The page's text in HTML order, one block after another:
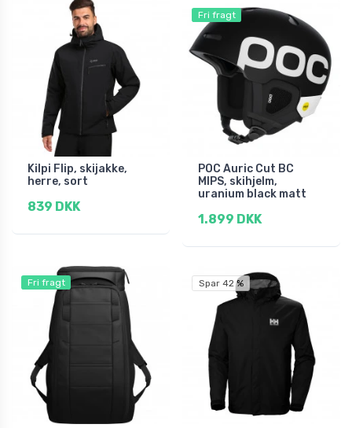
Kilpi Flip, skijakke,
herre, sort
839 DKK
Fri fragt
POC Auric Cut BC
MIPS, skihjelm,
uranium black matt
1.899 DKK
Fri fragt Spar 42 %